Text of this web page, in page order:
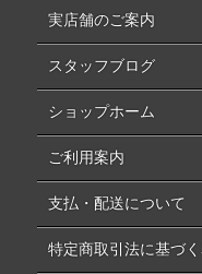
実店舗のご案内
スタッフブログ
ショップホーム
ご利用案内
支払・配送について
特定商取引法に基づ